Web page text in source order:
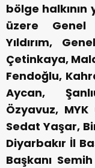
bölge halkının
üzere Genel
Yıldırım,
Çetinkaya,
Fendoğlu,
Aycan,
Özyavuz,
Sedat Yaşar,
Diyarbakır İl
Başkanı